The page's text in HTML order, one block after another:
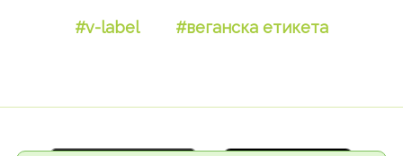
#v-label #веганска етикета